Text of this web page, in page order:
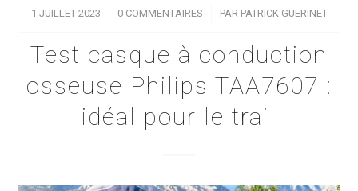
1 JUILLET 2023
/ 0 COMMENTAIRES
/ PAR PATRICK GUERINET
Test casque à conduction
osseuse Philips TAA7607 :
idéal pour le trail